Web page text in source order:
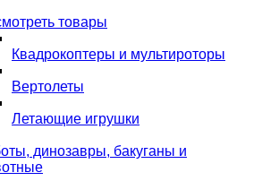
товары
Квадрокоптеры и мультироторы
Вертолеты
Летающие игрушки
динозавры, бакуганы и